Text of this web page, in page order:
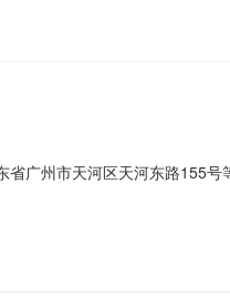
广州市天河区天河东路155号
路155号等10项物业租赁权（